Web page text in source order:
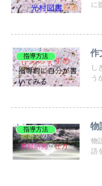
に
指導方法 作
し
う
指導方法 物
物
語